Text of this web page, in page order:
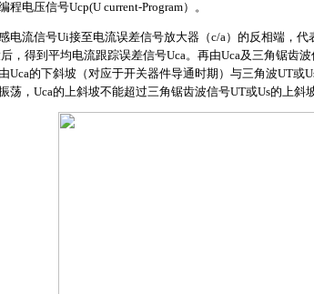
程电压信号Ucp(U current-Program）。
电流信号Ui接至电流误差信号放大器（c/a）的反相端，
，得到平均电流跟踪误差信号Uca。再由Uca及三角锯齿
Uca的下斜坡（对应于开关器件导通时期）与三角波UT或
荡，Uca的上斜坡不能超过三角锯齿波信号UT或Us的上斜坡